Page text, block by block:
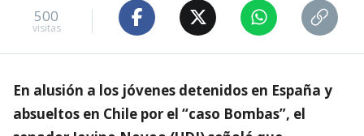
500
visitas
En alusión a los jóvenes detenidos en España y
absueltos en Chile por el “caso Bombas”, el